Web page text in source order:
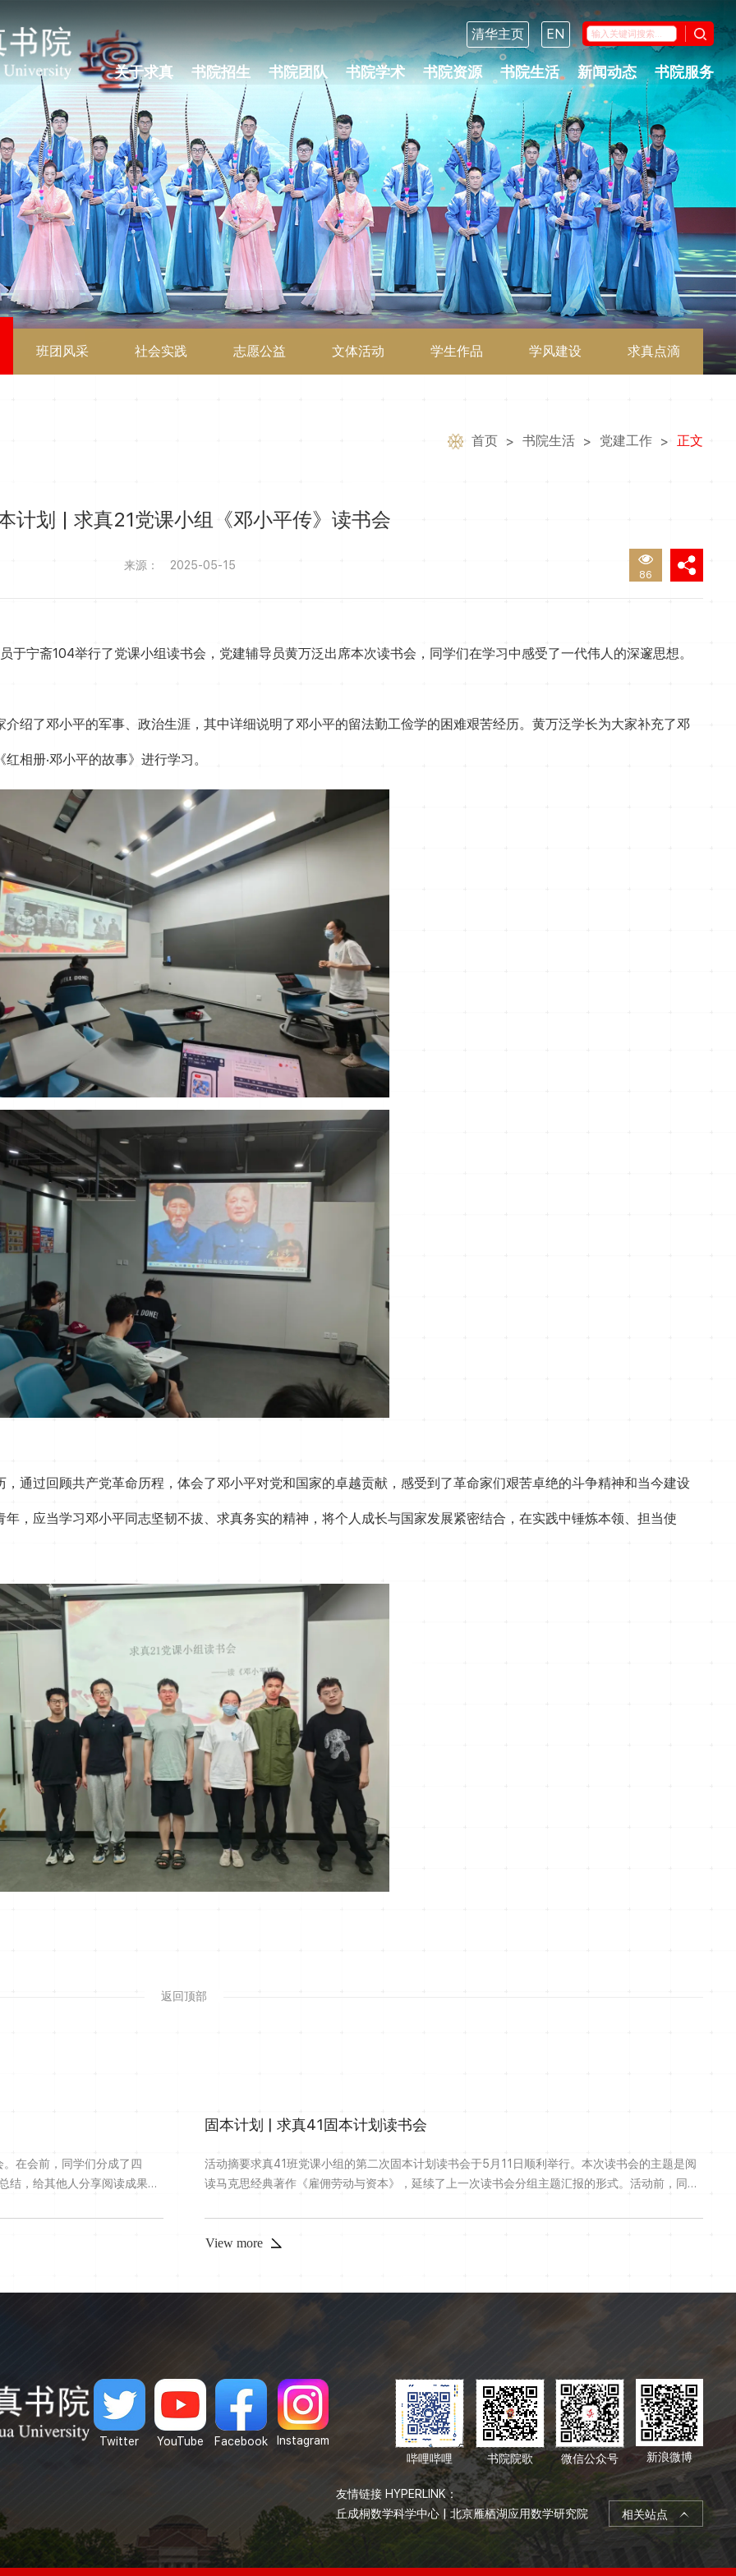
清华主页 EN
关于求真 书院招生 书院团队 书院学术 书院资源 书院生活 新闻动态 书院服务
班团风采 社会实践 志愿公益 文体活动 学生作品 学风建设 求真点滴
首页 > 书院生活 > 党建工作 > 正文
计划 | 求真21党课小组《邓小平传》读书会
来源： 2025-05-15
86
宁斋104举行了党课小组读书会，党建辅导员黄万泛出席本次读书会，同学们在学习中感受了一代伟人的深邃思想。
绍了邓小平的军事、政治生涯，其中详细说明了邓小平的留法勤工俭学的困难艰苦经历。黄万泛学长为大家补充了邓
相册·邓小平的故事》进行学习。
通过回顾共产党革命历程，体会了邓小平对党和国家的卓越贡献，感受到了革命家们艰苦卓绝的斗争精神和当今建设
，应当学习邓小平同志坚韧不拔、求真务实的精神，将个人成长与国家发展紧密结合，在实践中锤炼本领、担当使
返回顶部
在会前，同学们分成了四
结，给其他人分享阅读成果。
些模糊认识，对于坚持中国道
固本计划 | 求真41固本计划读书会
活动摘要求真41班党课小组的第二次固本计划读书会于5月11日顺利举行。本次读书会的主题是阅
读马克思经典著作《雇佣劳动与资本》，延续了上一次读书会分组主题汇报的形式。活动前，同学
无产阶级解放路径等核心议题。读书会上，各组从劳动商品化、资本积累矛盾、剥削本质等视角展
开汇报与讨论。活动进一步深化了同学们对马克思主义政治经...
View more
Twitter YouTube Facebook
Instagram
哔哩哔哩
书院院歌 微信公众号 新浪微博
友情链接 HYPERLINK：
丘成桐数学科学中心|北京雁栖湖应用数学研究院 相关站点